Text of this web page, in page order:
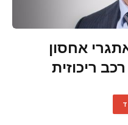
אחסון
ריכוזית